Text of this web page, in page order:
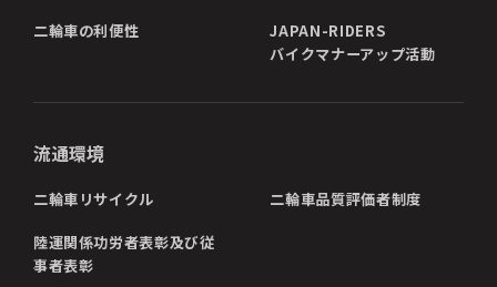
二輪車の利便性
JAPAN-RIDERS
バイクマナーアップ活動
流通環境
二輪車リサイクル 二輪車品質評価者制度
陸運関係功労者表彰及び従
事者表彰